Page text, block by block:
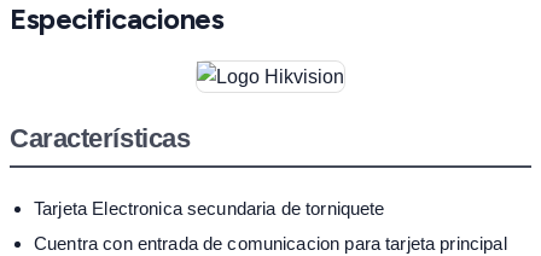
Especificaciones
Características
Tarjeta Electronica secundaria de torniquete
Cuentra con entrada de comunicacion para tarjeta principal